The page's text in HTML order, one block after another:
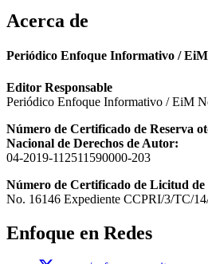
Acerca de
Periódico Enfoque Informativo /
Editor Responsable
Periódico Enfoque Informativo / EiM
Número de Certificado de Reserva
Nacional de Derechos de Autor:
04-2019-112511590000-203
Número de Certificado de Licitud
No. 16146 Expediente CCPRI/3/TC/
Enfoque en Redes